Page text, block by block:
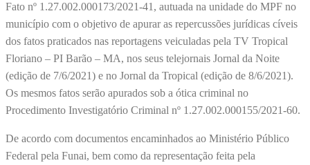
Fato nº 1.27.002.000173/2021-41, autuada na unidade do MPF no
município com o objetivo de apurar as repercussões jurídicas cíveis
dos fatos praticados nas reportagens veiculadas pela TV Tropical
Floriano – PI Barão – MA, nos seus telejornais Jornal da Noite
(edição de 7/6/2021) e no Jornal da Tropical (edição de 8/6/2021).
Os mesmos fatos serão apurados sob a ótica criminal no
Procedimento Investigatório Criminal nº 1.27.002.000155/2021-60.
De acordo com documentos encaminhados ao Ministério Público
Federal pela Funai, bem como da representação feita pela